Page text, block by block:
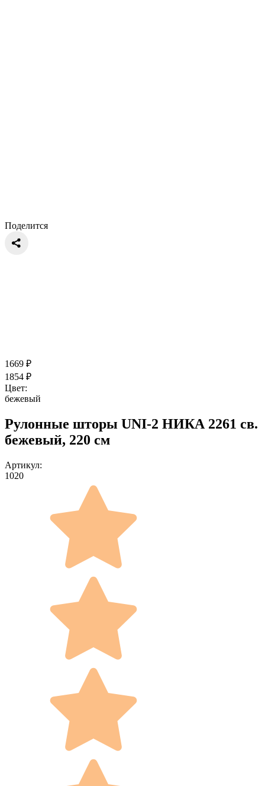
Поделится
1669 ₽
1854 ₽
Цвет:
бежевый
Рулонные шторы UNI-2 НИКА 2261 св.
бежевый, 220 см
Артикул:
1020